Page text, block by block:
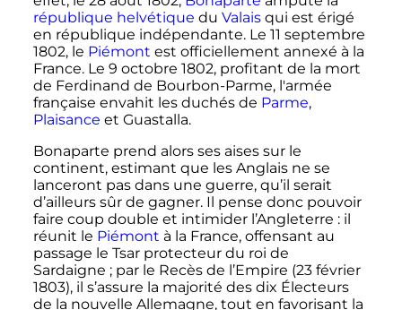
république helvétique du Valaisqui est érigé
en république indépendante. Le 11 septembre
1802, le Piémont est officiellement annexé à la
France. Le 9 octobre 1802, profitant de la mort
de Ferdinand de Bourbon-Parme, l'armée
française envahit les duchés de Parme,
Plaisance et Guastalla.
Bonaparte prend alors ses aises sur le
continent, estimant que les Anglais ne se
lanceront pas dans une guerre, qu’il serait
d’ailleurs sûr de gagner. Il pense donc pouvoir
faire coup double et intimider l’Angleterre : il
réunit le Piémont à la France, offensant au
passage le Tsar protecteur du roi de
Sardaigne ; par le Recès de l’Empire (23 février
1803), il s’assure la majorité des dix Électeurs
de la nouvelle Allemagne, tout en favorisant la